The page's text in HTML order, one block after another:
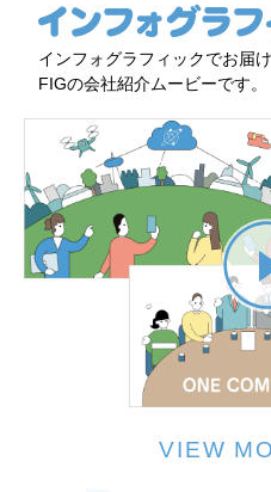
インフォグラフィックでお届
FIGの会社紹介ムービーです。
VIEW